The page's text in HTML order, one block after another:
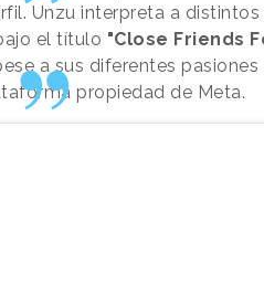
Unzu interpreta a distintos
el título "Close Friends
a sus diferentes pasiones
propiedad de Meta.